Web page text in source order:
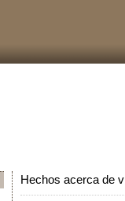
Hechos acerca de